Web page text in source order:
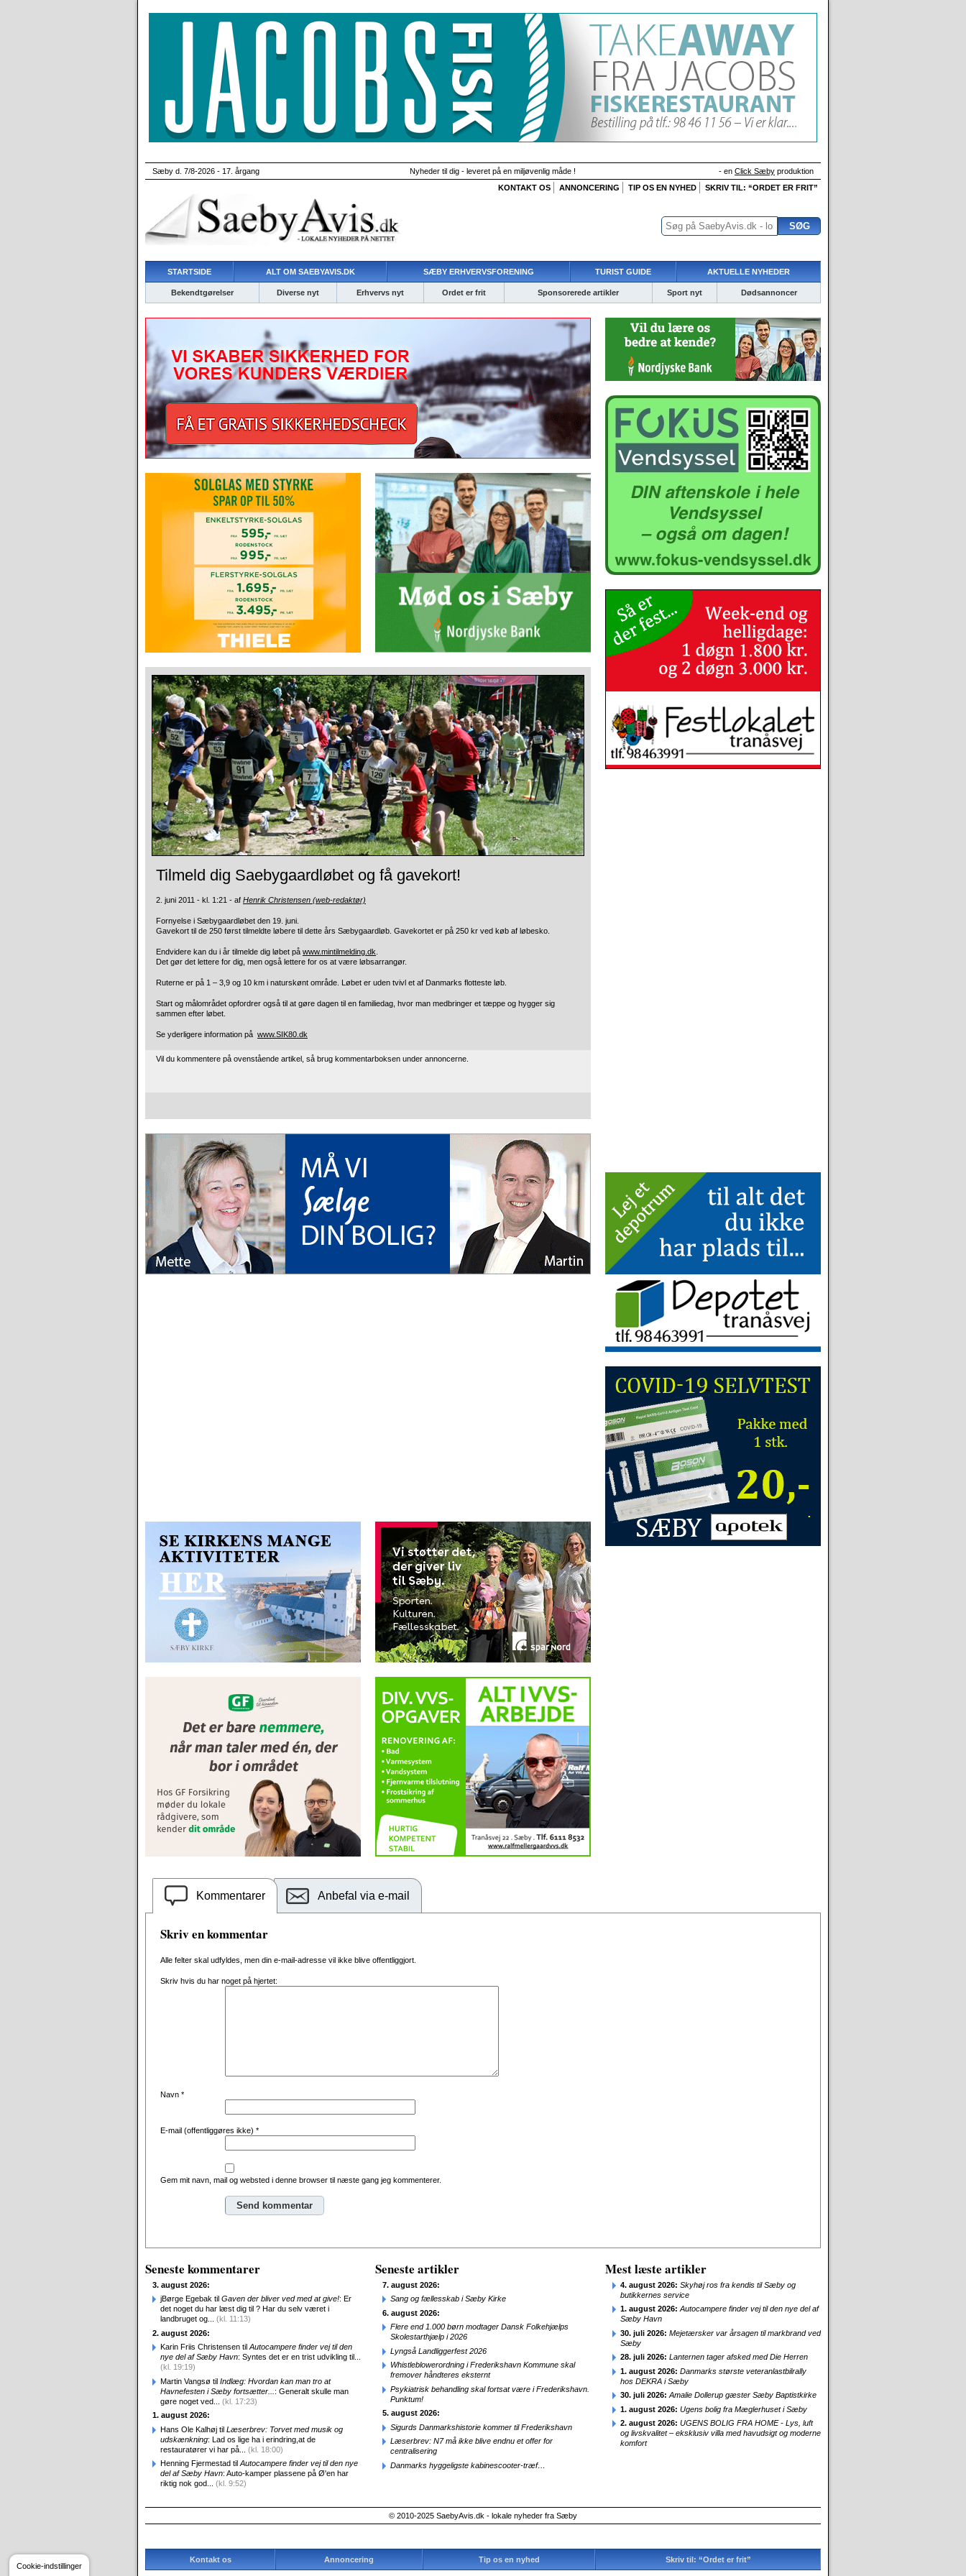
Sæby d. 7/8-2026 - 17. årgang Nyheder til dig - leveret på en miljøvenlig måde ! - en Click Sæby produktion
KONTAKT OS
ANNONCERING TIP OS EN NYHED SKRIV TIL: “ORDET ER FRIT”
STARTSIDE ALT OM SAEBYAVIS.DK SÆBY ERHVERVSFORENING TURIST GUIDE AKTUELLE NYHEDER
Bekendtgørelser Diverse nyt Erhvervs nyt Ordet er frit Sponsorerede artikler Sport nyt Dødsannoncer
Tilmeld dig Saebygaardløbet og få gavekort!
2. juni 2011 - kl. 1:21 - af Henrik Christensen (web-redaktør)
Fornyelse i Sæbygaardløbet den 19. juni.
Gavekort til de 250 først tilmeldte løbere til dette års Sæbygaardløb. Gavekortet er på 250 kr ved køb af løbesko.
Endvidere kan du i år tilmelde dig løbet på www.mintilmelding.dk
Det gør det lettere for dig, men også lettere for os at være løbsarrangør.
Ruterne er på 1 – 3,9 og 10 km i naturskønt område. Løbet er uden tvivl et af Danmarks flotteste løb.
Start og målområdet opfordrer også til at gøre dagen til en familiedag, hvor man medbringer et tæppe og hygger sig
sammen efter løbet.
Se yderligere information på www.SIK80.dk
Vil du kommentere på ovenstående artikel, så brug kommentarboksen under annoncerne.
Kommentarer Anbefal via e-mail
Skriv en kommentar
Alle felter skal udfyldes, men din e-mail-adresse vil ikke blive offentliggjort.
Skriv hvis du har noget på hjertet:
Navn *
E-mail (offentliggøres ikke) *
Gem mit navn, mail og websted i denne browser til næste gang jeg kommenterer.
Seneste kommentarer
3. august 2026:
jBørge Egebak til Gaven der bliver ved med at give!: Er
det noget du har læst dig til ? Har du selv været i
landbruget og... (kl. 11:13)
2. august 2026:
Karin Friis Christensen til Autocampere finder vej til den
nye del af Sæby Havn: Syntes det er en trist udvikling til...
(kl. 19:19)
Martin Vangsø til Indlæg: Hvordan kan man tro at
Havnefesten i Sæby fortsætter... : Generalt skulle man
gøre noget ved... (kl. 17:23)
1. august 2026:
Hans Ole Kalhøj til Læserbrev: Torvet med musik og
udskænkning: Lad os lige ha i erindring,at de
restauratører vi har på... (kl. 18:00)
Henning Fjermestad til Autocampere finder vej til den nye
del af Sæby Havn: Auto-kamper plassene på Ø'en har
riktig nok god... (kl. 9:52)
Seneste artikler
7. august 2026:
Sang og fællesskab i Sæby Kirke
6. august 2026:
Flere end 1.000 børn modtager Dansk Folkehjælps
Skolestarthjælp i 2026
Lyngså Landliggerfest 2026
Whistleblowerordning i Frederikshavn Kommune skal
fremover håndteres eksternt
Psykiatrisk behandling skal fortsat være i Frederikshavn.
Punktum!
5. august 2026:
Sigurds Danmarkshistorie kommer til Frederikshavn
Læserbrev: N7 må ikke blive endnu et offer for
centralisering
Danmarks hyggeligste kabinescooter-træf…
Mest læste artikler
4. august 2026: Skyhøj ros fra kendis til Sæby og
butikkernes service
1. august 2026: Autocampere finder vej til den nye del af
Sæby Havn
30. juli 2026: Mejetærsker var årsagen til markbrand ved
Sæby
28. juli 2026: Lanternen tager afsked med Die Herren
1. august 2026: Danmarks største veteranlastbilrally
hos DEKRA i Sæby
30. juli 2026: Amalie Dollerup gæster Sæby Baptistkirke
1. august 2026: Ugens bolig fra Mæglerhuset i Sæby
2. august 2026: UGENS BOLIG FRA HOME - Lys, luft
og livskvalitet – eksklusiv villa med havudsigt og moderne
komfort
© 2010-2025 SaebyAvis.dk - lokale nyheder fra Sæby
Kontakt os Annoncering Tip os en nyhed Skriv til: “Ordet er frit”
Cookie-indstillinger